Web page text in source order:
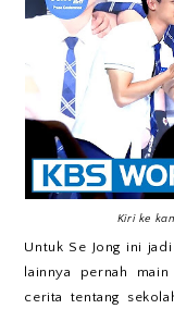
Kiri ke
Untuk Se Jong ini
lainnya pernah
cerita tentang